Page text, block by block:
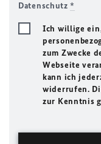
Datenschutz*
Ich willige
zum Zwecke
Webseite
kann ich
widerrufen.
zur Kenntnis